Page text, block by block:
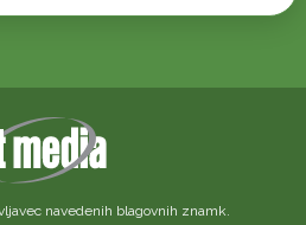
navedenih blagovnih znamk.